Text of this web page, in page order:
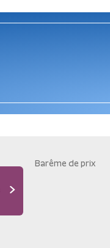
Barême de prix